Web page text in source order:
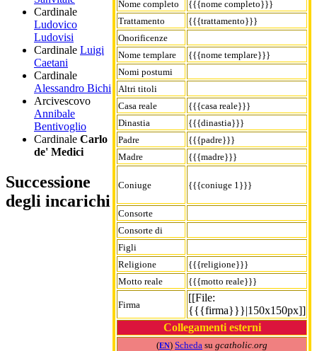
Nome completo
{{{nome completo}}}
Trattamento
{{{trattamento}}}
Onorificenze
Nome templare
{{{nome templare}}}
Nomi postumi
Altri titoli
Casa reale
{{{casa reale}}}
Dinastia
{{{dinastia}}}
Padre
{{{padre}}}
Madre
{{{madre}}}
Coniuge {{{coniuge 1}}}
Consorte
Consorte di
Figli
Religione
{{{religione}}}
Motto reale
{{{motto reale}}}
Firma
[[File:
{{{firma}}}|150x150px]]
Collegamenti esterni
(EN) Scheda su gcatholic.org
Cardinale
Ludovico
Ludovisi
Cardinale Luigi
Caetani
Cardinale
Alessandro Bichi
Arcivescovo
Annibale
Bentivoglio
Cardinale Carlo
de' Medici
Successione
degli incarichi